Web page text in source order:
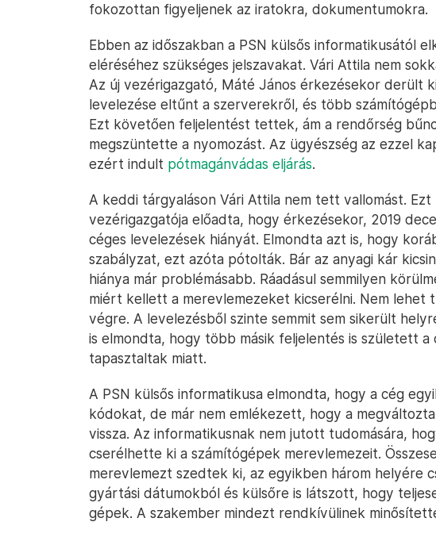
fokozottan figyeljenek az iratokra, dokumentumokra.
Ebben az időszakban a PSN külsős informatikusától
eléréséhez szükséges jelszavakat. Vári Attila nem
Az új vezérigazgató, Máté János érkezésekor derült
levelezése eltűnt a szerverekről, és több
Ezt követően feljelentést tettek, ám a rendőrség
megszüntette a nyomozást. Az ügyészség az ezzel
ezért indult pótmagánvádas eljárás.
A keddi tárgyaláson Vári Attila nem tett vallomást.
vezérigazgatója előadta, hogy érkezésekor, 2019
céges levelezések hiányát. Elmondta azt is, hogy
szabályzat, ezt azóta pótolták. Bár az anyagi kár
hiánya már problémásabb. Ráadásul semmilyen
miért kellett a merevlemezeket kicserélni. Nem lehet
végre. A levelezésből szinte semmit sem sikerült
is elmondta, hogy több másik feljelentés is született a
tapasztaltak miatt.
A PSN külsős informatikusa elmondta, hogy a cég
kódokat, de már nem emlékezett, hogy a
vissza. Az informatikusnak nem jutott tudomására,
cserélhette ki a számítógépek merevlemezeit.
merevlemezt szedtek ki, az egyikben három helyére
gyártási dátumokból és külsőre is látszott, hogy
gépek. A szakember mindezt rendkívülinek